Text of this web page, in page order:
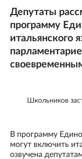
Депутаты
программу
итальянского
Школьников
В программу
могут включить
озвучена